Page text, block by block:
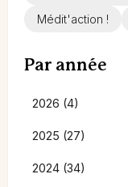
Médit'action !
Par année
2026 (4)
2025 (27)
2024 (34)